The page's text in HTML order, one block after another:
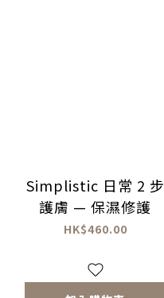
Simplistic 日常 2 步
護膚 — 保濕修護
HK$460.00